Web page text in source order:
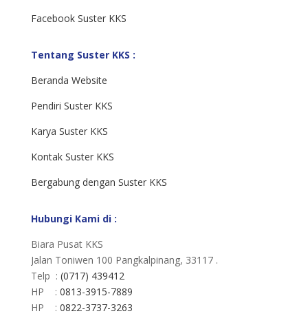
Facebook Suster KKS
Tentang Suster KKS :
Beranda Website
Pendiri Suster KKS
Karya Suster KKS
Kontak Suster KKS
Bergabung dengan Suster KKS
Hubungi Kami di :
Biara Pusat KKS
Jalan Toniwen 100 Pangkalpinang, 33117 .
Telp : (0717) 439412
HP : 0813-3915-7889
HP : 0822-3737-3263